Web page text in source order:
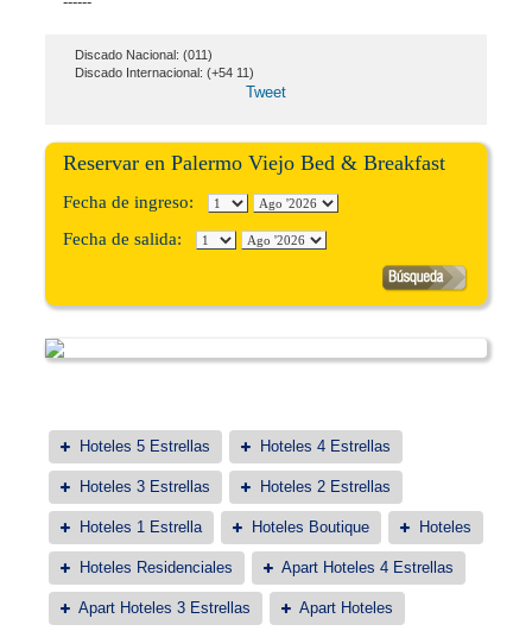
Discado Nacional: (011)
Discado Internacional: (+54 11)
Tweet
Reservar en Palermo Viejo Bed & Breakfast
Fecha de ingreso:
Fecha de salida:
Hoteles 5 Estrellas Hoteles 4 Estrellas
Hoteles 3 Estrellas Hoteles 2 Estrellas
Hoteles 1 Estrella Hoteles Boutique Hoteles
Hoteles Residenciales Apart Hoteles 4 Estrellas
Apart Hoteles 3 Estrellas Apart Hoteles